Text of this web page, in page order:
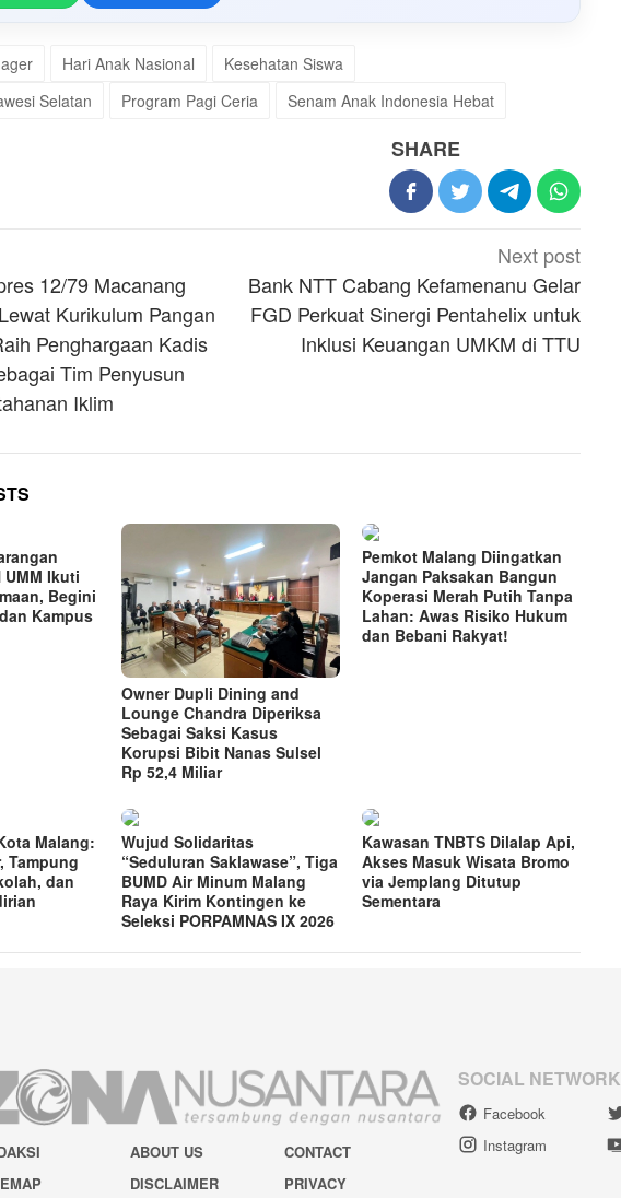
Hari Anak Nasional
Kesehatan Siswa
Selatan
Program Pagi Ceria Senam Anak Indonesia Hebat
SHARE
12/79 Macanang
Kurikulum Pangan
Penghargaan Kadis
Tim Penyusun
Iklim
Next post
Bank NTT Cabang Kefamenanu Gelar
FGD Perkuat Sinergi Pentahelix untuk
Inklusi Keuangan UMKM di TTU
UMM Ikuti
Begini
Kampus
Owner Dupli Dining and
Lounge Chandra Diperiksa
Sebagai Saksi Kasus
Korupsi Bibit Nanas Sulsel
Rp 52,4 Miliar
Pemkot Malang Diingatkan
Jangan Paksakan Bangun
Koperasi Merah Putih Tanpa
Lahan: Awas Risiko Hukum
dan Bebani Rakyat!
Malang:
Tampung
dan
Wujud Solidaritas
“Seduluran Saklawase”, Tiga
BUMD Air Minum Malang
Raya Kirim Kontingen ke
Seleksi PORPAMNAS IX 2026
Kawasan TNBTS Dilalap Api,
Akses Masuk Wisata Bromo
via Jemplang Ditutup
Sementara
ABOUT US
CONTACT
DISCLAIMER PRIVACY
SOCIAL NETWORK
Facebook
Instagram